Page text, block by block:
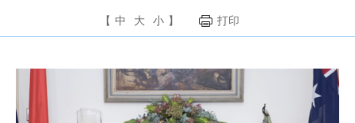
【 中 大 小 】 打印